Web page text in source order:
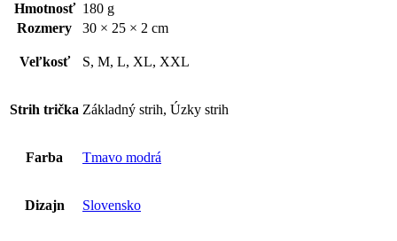
Hmotnosť 180 g
Rozmery
30 × 25 × 2 cm
Veľkosť S, M, L, XL, XXL
Strih trička Základný strih, Úzky strih
Farba Tmavo modrá
Dizajn Slovensko